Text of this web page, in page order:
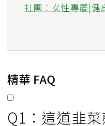
社團：女性專屬|健
精華 FAQ
Q1：這道韭